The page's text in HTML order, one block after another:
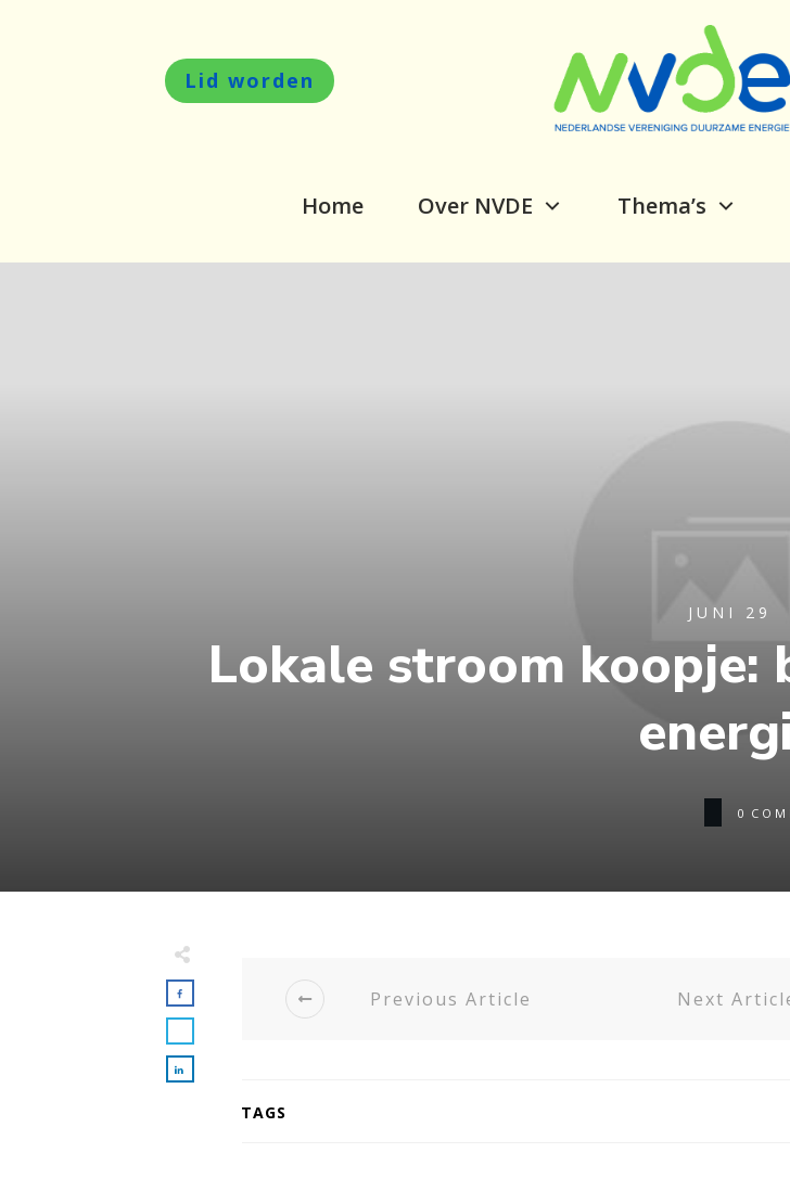
Lid worden
Home Over NVDE Thema’s
JUNI 29
Lokale stroom koopje:
0
Previous Article Next
TAGS